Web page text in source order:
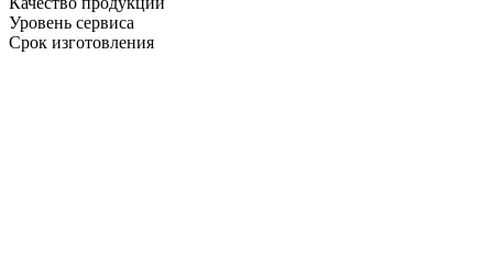
Уровень сервиса
Срок изготовления